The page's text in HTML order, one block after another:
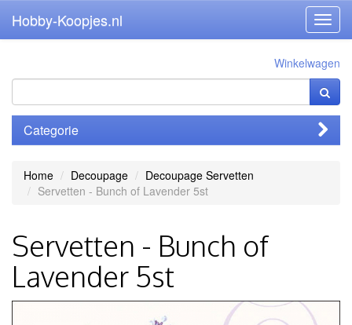
Hobby-Koopjes.nl
Winkelwagen
Categorie
Home Decoupage
Decoupage Servetten
Servetten - Bunch of Lavender 5st
Servetten - Bunch of
Lavender 5st